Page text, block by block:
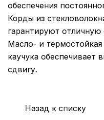
обеспечения
Корды из
гарантируют отличную
Масло- и
каучука обеспечивает
сдвигу.
Назад к списку